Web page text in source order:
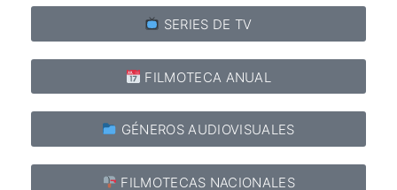
SERIES DE TV
FILMOTECA ANUAL
GÉNEROS AUDIOVISUALES
FILMOTECAS NACIONALES